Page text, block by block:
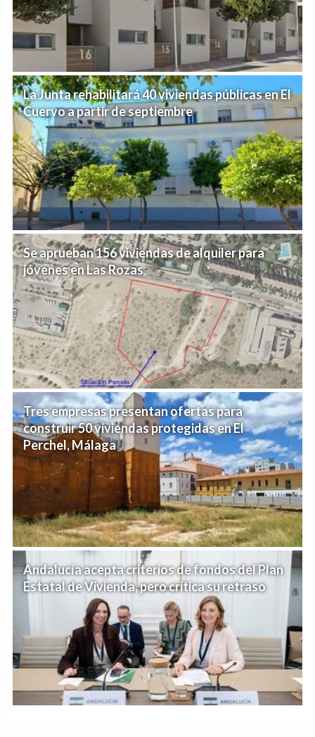
La Junta rehabilitará 40 viviendas públicas en El
Cuervo a partir de septiembre
Se aprueban 156 viviendas de alquiler para
jóvenes en Las Rozas
Tres empresas presentan ofertas para
construir 50 viviendas protegidas en El
Perchel, Málaga
Andalucía acepta criterios de fondos del Plan
Estatal de Vivienda, pero critica su retraso